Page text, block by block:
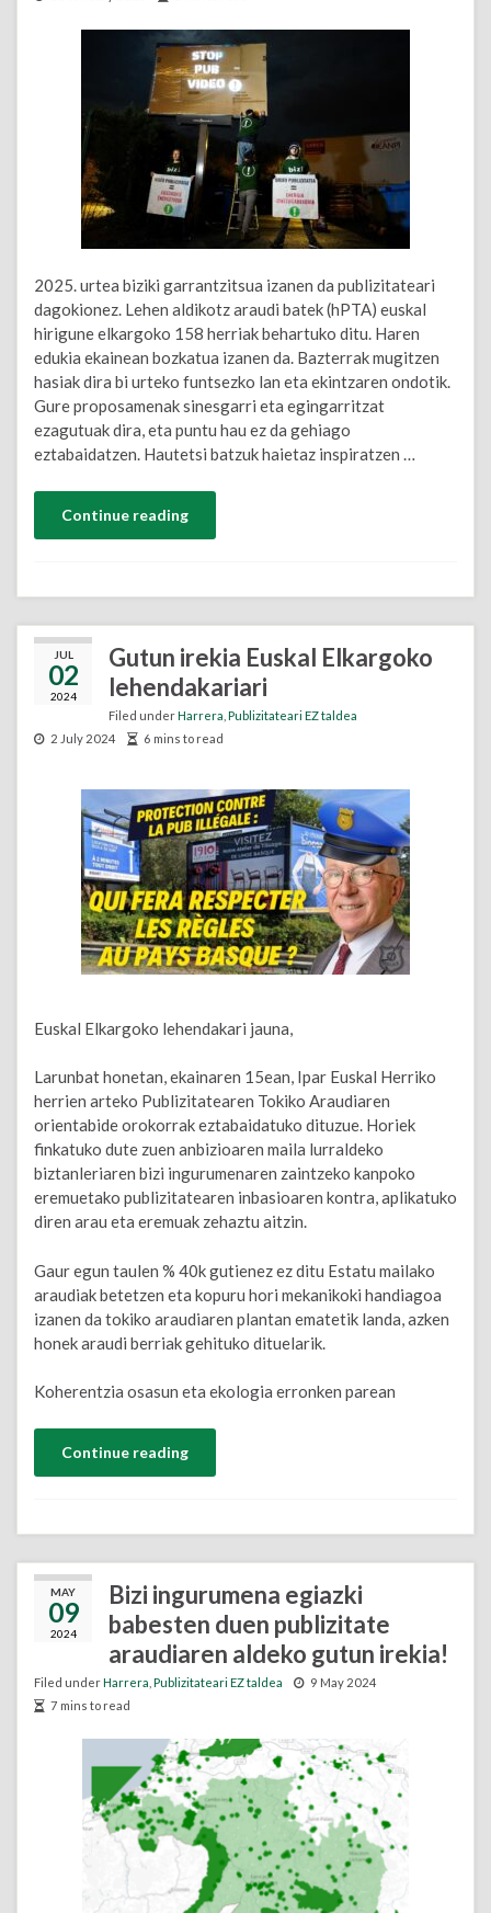
2025. urtea biziki garrantzitsua izanen da publizitateari
dagokionez. Lehen aldikotz araudi batek (hPTA) euskal
hirigune elkargoko 158 herriak behartuko ditu. Haren
edukia ekainean bozkatua izanen da. Bazterrak mugitzen
hasiak dira bi urteko funtsezko lan eta ekintzaren ondotik.
Gure proposamenak sinesgarri eta egingarritzat
ezagutuak dira, eta puntu hau ez da gehiago
eztabaidatzen. Hautetsi batzuk haietaz inspiratzen …
Continue reading
JUL
02
2024
Gutun irekia Euskal Elkargoko
lehendakariari
Filed underHarrera Publizitateari EZ taldea
2 July 2024
6 mins to read
Euskal Elkargoko lehendakari jauna,
Larunbat honetan, ekainaren 15ean, Ipar Euskal Herriko
herrien arteko Publizitatearen Tokiko Araudiaren
orientabide orokorrak eztabaidatuko dituzue. Horiek
finkatuko dute zuen anbizioaren maila lurraldeko
biztanleriaren bizi ingurumenaren zaintzeko kanpoko
eremuetako publizitatearen inbasioaren kontra, aplikatuko
diren arau eta eremuak zehaztu aitzin.
Gaur egun taulen % 40k gutienez ez ditu Estatu mailako
araudiak betetzen eta kopuru hori mekanikoki handiagoa
izanen da tokiko araudiaren plantan ematetik landa, azken
honek araudi berriak gehituko dituelarik.
Koherentzia osasun eta ekologia erronken parean
Continue reading
MAY
09
2024
Bizi ingurumena egiazki
babesten duen publizitate
araudiaren aldeko gutun irekia!
Filed underHarrera Publizitateari EZ taldea
9 May 2024
7 mins to read